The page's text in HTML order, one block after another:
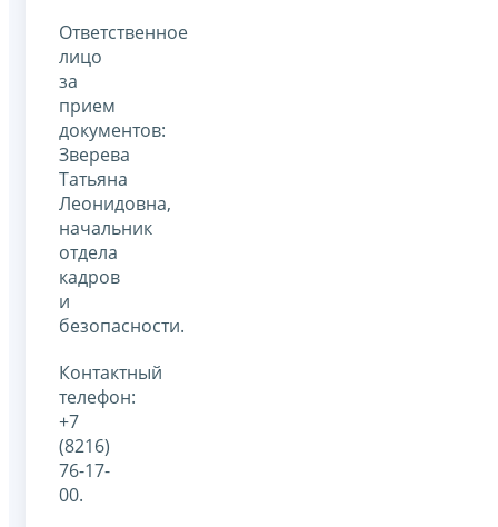
Ответственное
лицо
за
прием
документов:
Зверева
Татьяна
Леонидовна,
начальник
отдела
кадров
и
безопасности.
Контактный
телефон:
+7
(8216)
76-17-
00.